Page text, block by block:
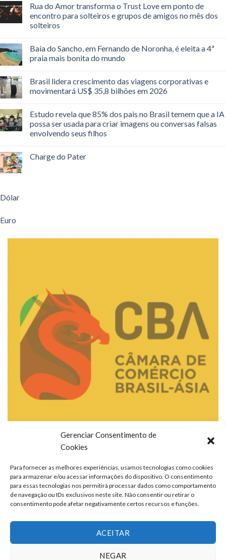
Gerenciar Consentimento de
Cookies
Para fornecer as melhores experiências, usamos tecnologias como cookies
para armazenar e/ou acessar informações do dispositivo. O consentimento
para essas tecnologias nos permitirá processar dados como comportamento
de navegação ou IDs exclusivos neste site. Não consentir ou retirar o
consentimento pode afetar negativamente certos recursos e funções.
ACEITAR
NEGAR
Rua do Amor transforma o Trust Love em ponto de
encontro para solteiros e grupos de amigos no mês dos
solteiros
Baía do Sancho, em Fernando de Noronha, é eleita a 4ª
praia mais bonita do mundo
Brasil lidera crescimento das viagens corporativas e
movimentará US$ 35,8 bilhões em 2026
Estudo revela que 85% dos pais no Brasil temem que a IA
possa ser usada para criar imagens ou conversas falsas
envolvendo seus filhos
Charge do Pater
Dólar
Euro